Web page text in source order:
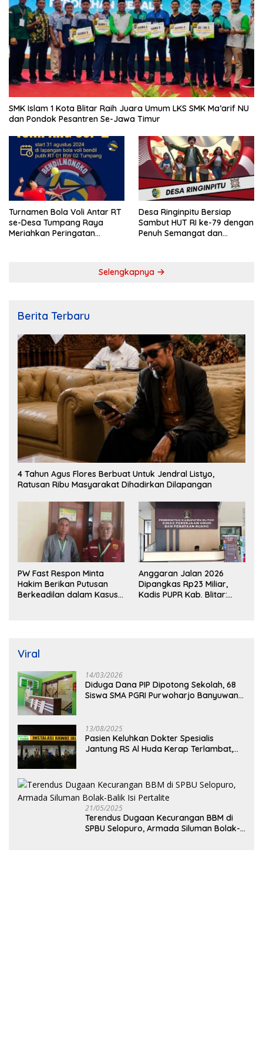
SMK Islam 1 Kota Blitar Raih Juara Umum LKS SMK Ma’arif NU
dan Pondok Pesantren Se-Jawa Timur
Turnamen Bola Voli Antar RT
se-Desa Tumpang Raya
Meriahkan Peringatan
Desa Ringinpitu Bersiap
Sambut HUT RI ke-79 dengan
Penuh Semangat dan
Selengkapnya
Berita Terbaru
4 Tahun Agus Flores Berbuat Untuk Jendral Listyo,
Ratusan Ribu Masyarakat Dihadirkan Dilapangan
PW Fast Respon Minta
Hakim Berikan Putusan
Berkeadilan dalam Kasus
Anggaran Jalan 2026
Dipangkas Rp23 Miliar,
Kadis PUPR Kab. Blitar:
Viral
14/03/2026
Diduga Dana PIP Dipotong Sekolah, 68
Siswa SMA PGRI Purwoharjo Banyuwangi
13/08/2025
Pasien Keluhkan Dokter Spesialis
Jantung RS Al Huda Kerap Terlambat,
21/05/2025
Terendus Dugaan Kecurangan BBM di
SPBU Selopuro, Armada Siluman Bolak-